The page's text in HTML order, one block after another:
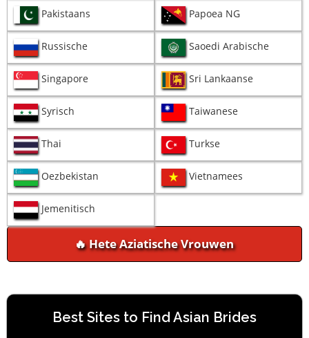
Pakistaans Papoea NG
Russische Saoedi Arabische
Singapore Sri Lankaanse
Syrisch Taiwanese
Thai Turkse
Oezbekistan Vietnamees
Jemenitisch
🔥 Hete Aziatische Vrouwen
Best Sites to Find Asian Brides